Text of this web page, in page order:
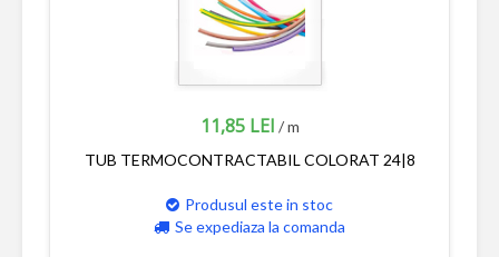
11,85 LEI / m
TUB TERMOCONTRACTABIL COLORAT 24|8
Produsul este in stoc
Se expediaza la comanda